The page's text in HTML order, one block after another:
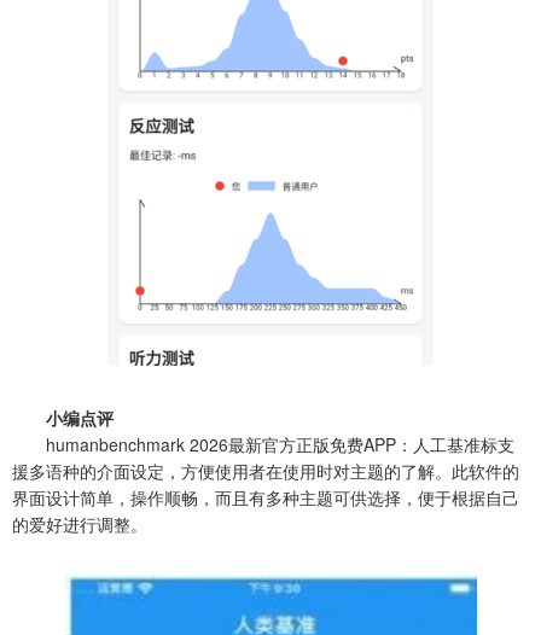
小编点评
humanbenchmark 2026最新官方正版免费APP：人工基准标支
援多语种的介面设定，方便使用者在使用时对主题的了解。此软件的
界面设计简单，操作顺畅，而且有多种主题可供选择，便于根据自己
的爱好进行调整。